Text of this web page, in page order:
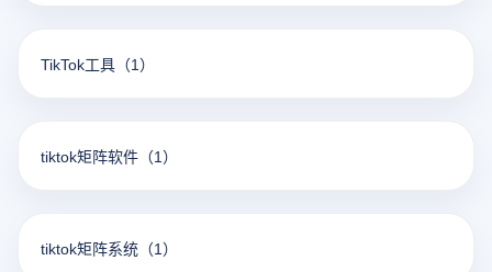
TikTok工具 （1）
tiktok矩阵软件 （1）
tiktok矩阵系统 （1）